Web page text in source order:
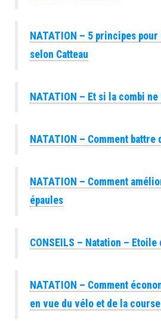
NATATION – 5 principes
selon Catteau
NATATION – Et si la combi
NATATION – Comment battre
NATATION – Comment
épaules
CONSEILS – Natation –
NATATION – Comment
en vue du vélo et de la